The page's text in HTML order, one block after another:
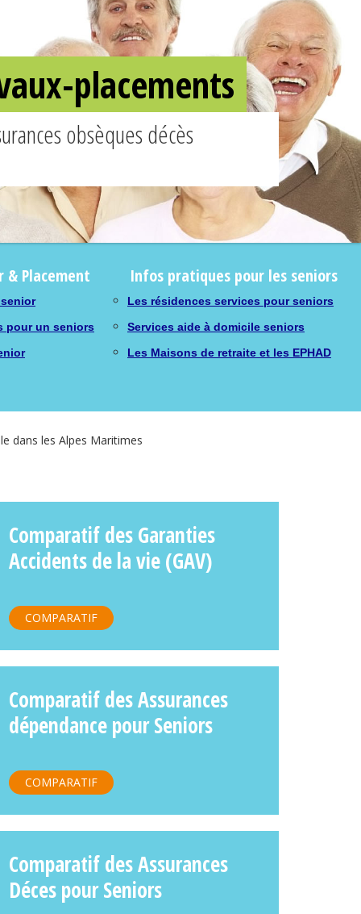
placements
obsèques décès
& Placement
pour un seniors
Infos pratiques pour les seniors
Les résidences services pour seniors
Services aide à domicile seniors
Les Maisons de retraite et les EPHAD
dans les Alpes Maritimes
Comparatif des Garanties
Accidents de la vie (GAV)
COMPARATIF
Comparatif des Assurances
dépendance pour Seniors
COMPARATIF
Comparatif des Assurances
Déces pour Seniors